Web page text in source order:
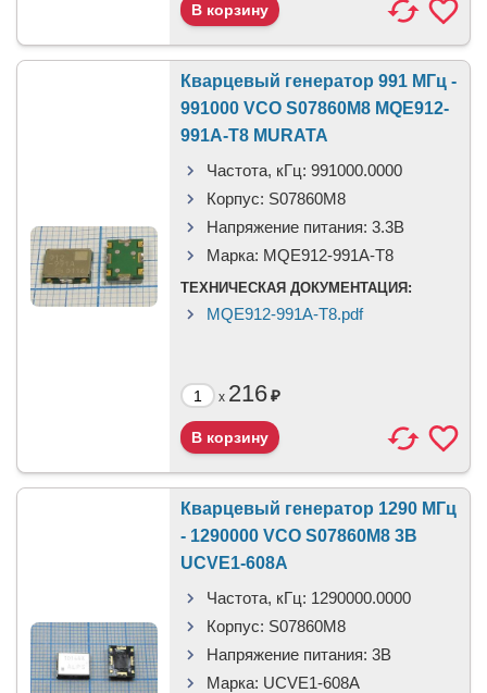
Кварцевый генератор 991 МГц -
991000 VCO S07860M8 MQE912-
991A-T8 MURATA
Частота, кГц: 991000.0000
Корпус: S07860M8
Напряжение питания: 3.3В
Марка: MQE912-991A-T8
ТЕХНИЧЕСКАЯ ДОКУМЕНТАЦИЯ:
MQE912-991A-T8.pdf
x 216₽
Кварцевый генератор 1290 МГц
- 1290000 VCO S07860M8 3В
UCVE1-608A
Частота, кГц: 1290000.0000
Корпус: S07860M8
Напряжение питания: 3В
Марка: UCVE1-608A